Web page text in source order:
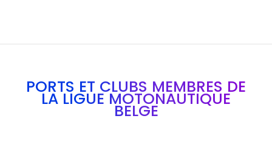
PORTS ET CLUBS MEMBRES DE
LA LIGUE MOTONAUTIQUE
BELGE